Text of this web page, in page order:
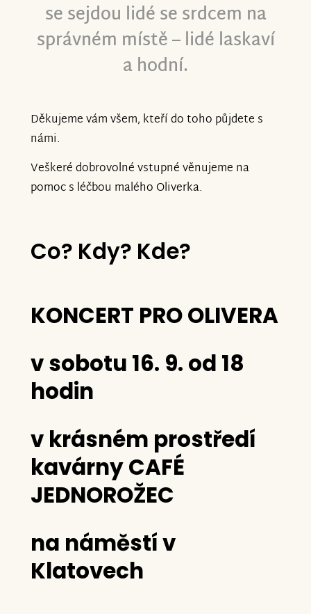
se sejdou lidé se srdcem na
správném místě – lidé laskaví
a hodní.
Děkujeme vám všem, kteří do toho půjdete s
námi.
Veškeré dobrovolné vstupné věnujeme na
pomoc s léčbou malého Oliverka.
Co? Kdy? Kde?
KONCERT PRO OLIVERA
v sobotu 16. 9. od 18
hodin
v krásném prostředí
kavárny CAFÉ
JEDNOROŽEC
na náměstí v
Klatovech